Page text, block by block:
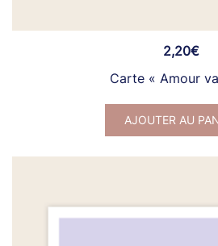
2,20€
Carte « Amour
AJOUTER AU